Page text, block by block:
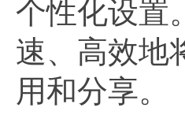
个性化设置
速、高效地
用和分享。